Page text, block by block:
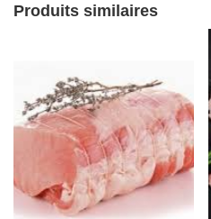
Produits similaires